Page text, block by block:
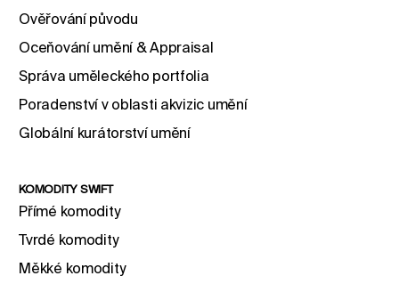
Ověřování původu
Oceňování umění & Appraisal
Správa uměleckého portfolia
Poradenství v oblasti akvizic umění
Globální kurátorství umění
KOMODITY SWIFT
Přímé komodity
Tvrdé komodity
Měkké komodity